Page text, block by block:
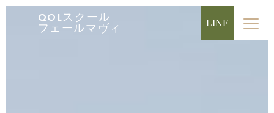
QOLスクール
フェールマヴィ
LINE